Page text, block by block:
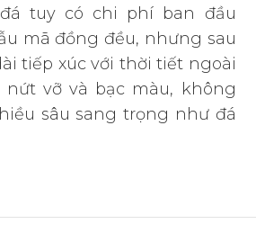
tuy có chi phí ban đầu
mã đồng đều, nhưng sau
tiếp xúc với thời tiết ngoài
vỡ và bạc màu, không
sâu sang trọng như đá